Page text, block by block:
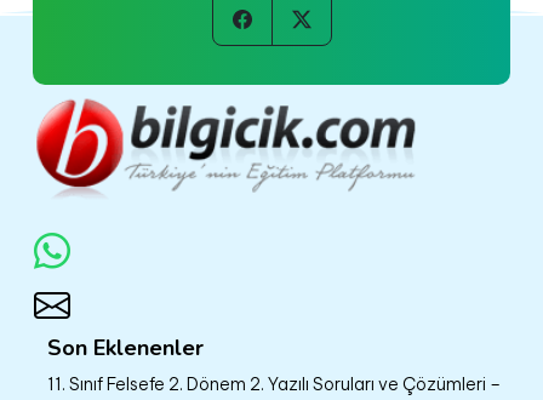
Son Eklenenler
11. Sınıf Felsefe 2. Dönem 2. Yazılı Soruları ve Çözümleri –